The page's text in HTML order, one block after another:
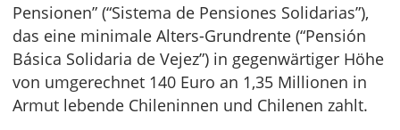
Pensionen” (“Sistema de Pensiones Solidarias”),
das eine minimale Alters-Grundrente (“Pensión
Básica Solidaria de Vejez”) in gegenwärtiger Höhe
von umgerechnet 140 Euro an 1,35 Millionen in
Armut lebende Chileninnen und Chilenen zahlt.